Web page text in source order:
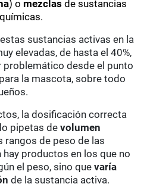
) o mezclasde sustancias
sustancias activas en la
elevadas, de hasta el 40%,
problemático desde el punto
la mascota, sobre todo
la dosificación correcta
pipetas devolumen
rangos de peso de las
productos en los que no
el peso, sino quevaría
de la sustancia activa.